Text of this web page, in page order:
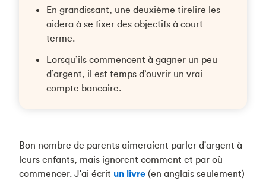
En grandissant, une deuxième tirelire les
aidera à se fixer des objectifs à court
terme.
Lorsqu’ils commencent à gagner un peu
d’argent, il est temps d’ouvrir un vrai
compte bancaire.
Bon nombre de parents aimeraient parler d'argent à
leurs enfants, mais ignorent comment et par où
commencer. J'ai écrit un livre (en anglais seulement)